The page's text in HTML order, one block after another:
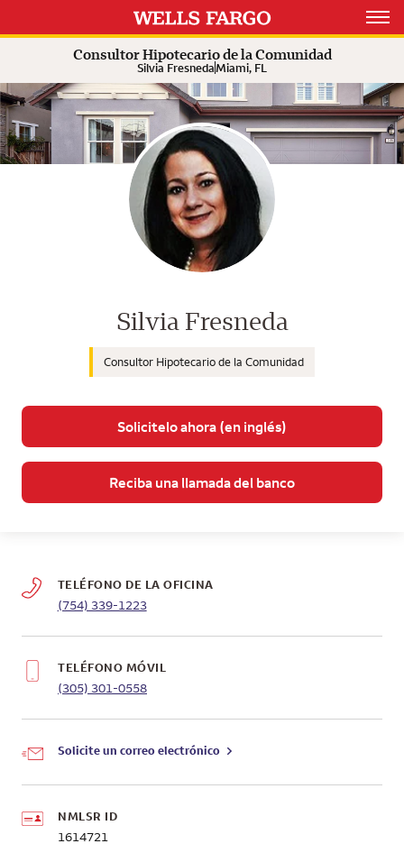
Open
Consultor Hipotecario de la Comunidad
Silvia FresnedaMiami, FL
Consultor de Wells Fargo Home
Silvia Fresneda
Consultor Hipotecario de la Comunidad
Solicitelo ahora (en inglés)
Reciba una llamada del banco
TELÉFONO DE LA OFICINA
(754) 339-1223
TELÉFONO MÓVIL
(305) 301-0558
Solicite un correo electrónico
NMLSR ID
1614721
Expand or collapse answer
Expand or collapse answer
Expand or collapse answer